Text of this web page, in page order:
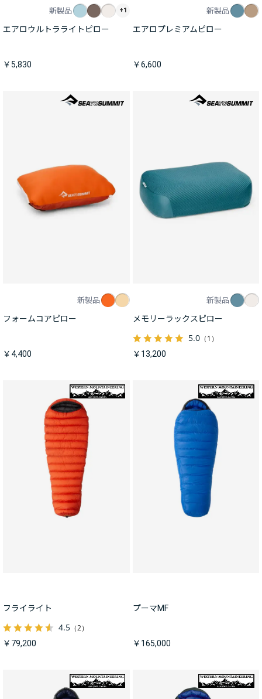
新製品 +1
エアロウルトラライトピロー
￥5,830
新製品
エアロプレミアムピロー
￥6,600
新製品
フォームコアピロー
￥4,400
新製品
メモリーラックスピロー
5.0（1）
￥13,200
フライライト
4.5 （2）
￥79,200
プーマMF
￥165,000